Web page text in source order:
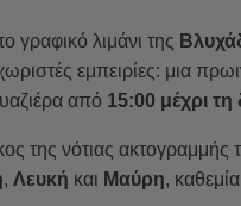
γραφικό λιμάνι της
εμπειρίες: μια
από 15:00 μέχρι
της νότιας ακτογραμμής
, Λευκή και Μαύρη,